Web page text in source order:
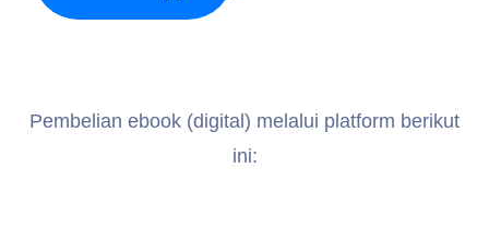
Pembelian ebook (digital) melalui platform berikut
ini: